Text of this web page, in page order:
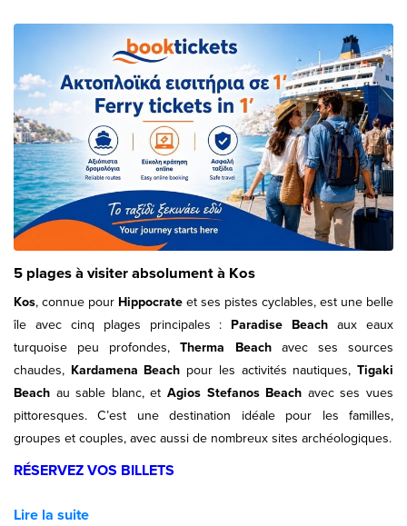
5 plages à visiter absolument à Kos
Kos, connue pour Hippocrate et ses pistes cyclables, est une belle
île avec cinq plages principales : Paradise Beach aux eaux
turquoise peu profondes,Therma Beachavec ses sources
chaudes, Kardamena Beach pour les activités nautiques,Tigaki
Beach au sable blanc, et Agios Stefanos Beach avec ses vues
pittoresques. C’est une destination idéale pour les familles,
groupes et couples, avec aussi de nombreux sites archéologiques.
RÉSERVEZ VOS BILLETS
Lire la suite